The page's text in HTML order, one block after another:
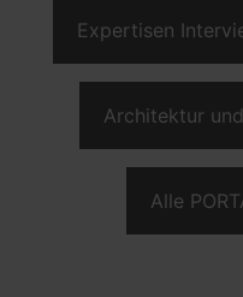
Expertisen
Architektur
Alle